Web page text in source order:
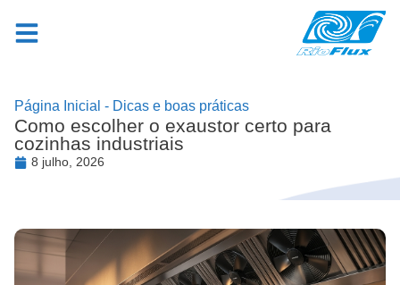
Página Inicial - Dicas e boas práticas
Como escolher o exaustor certo para
cozinhas industriais
8 julho, 2026